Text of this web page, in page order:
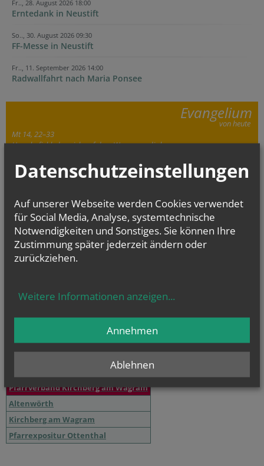
Fr.., 28. August 2026 18:00
Erntedank in Neustift
So.., 30. August 2026 09:30
FF-Messe in Neustift
Fr.., 11. September 2026 14:00
Radwallfahrt nach Maria Ponsee
Evangelium
von heute
Mt 14, 22–33
Herr, befiehl, dass ich auf dem Wasser zu dir komme
CHRONIK
Sternsingeraktion 2018
Pfarrverband Kirchberg am Wagram
Altenwörth
Kirchberg am Wagram
Pfarrexpositur Ottenthal
Datenschutzeinstellungen
Auf unserer Webseite werden Cookies verwendet
für Social Media, Analyse, systemtechnische
Notwendigkeiten und Sonstiges. Sie können Ihre
Zustimmung später jederzeit ändern oder
zurückziehen.
Weitere Informationen anzeigen...
Ablehnen
Annehmen